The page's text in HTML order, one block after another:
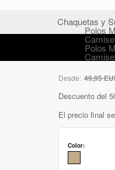
Chaquetas y
Polos
Polos
Desde: 49,95
Descuento del
El precio final
Color: